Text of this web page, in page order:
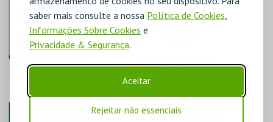
saber mais consulte a nossa Política de Cookies,
Informações Sobre Cookies e
Privacidade & Segurança.
Aceitar
Rejeitar não essenciais
COMPRAR
VIII EDIÇÃO
UMA VIDA DE
AMIZADE
COLISEU